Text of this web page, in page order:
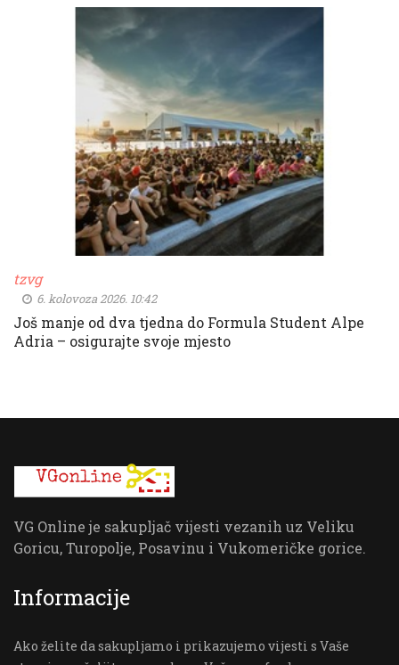
tzvg
6. kolovoza 2026. 10:42
Još manje od dva tjedna do Formula Student Alpe
Adria – osigurajte svoje mjesto
VG Online je sakupljač vijesti vezanih uz Veliku
Goricu, Turopolje, Posavinu i Vukomeričke gorice.
Informacije
Ako želite da sakupljamo i prikazujemo vijesti s Vaše